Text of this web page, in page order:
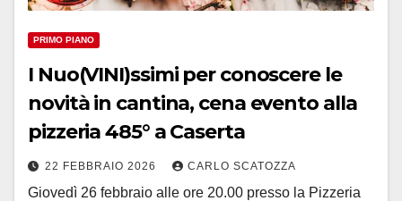
PRIMO PIANO
I Nuo(VINI)ssimi per conoscere le
novità in cantina, cena evento alla
pizzeria 485° a Caserta
22 FEBBRAIO 2026 CARLO SCATOZZA
Giovedì 26 febbraio alle ore 20.00 presso la Pizzeria